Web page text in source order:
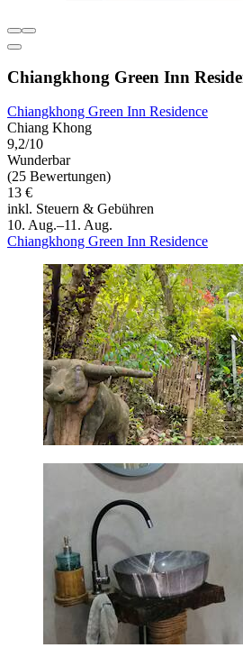
Chiangkhong Green Inn
Chiangkhong Green Inn Residence
Chiang Khong
9,2/10
Wunderbar
(25 Bewertungen)
13 €
inkl. Steuern & Gebühren
10. Aug.–11. Aug.
Chiangkhong Green Inn Residence